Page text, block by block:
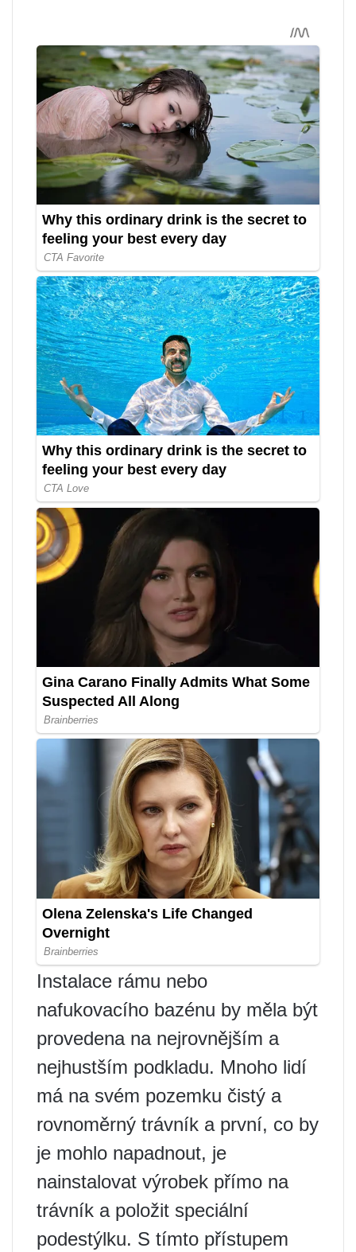
Instalace rámu nebo
nafukovacího bazénu by měla být
provedena na nejrovnějším a
nejhustším podkladu. Mnoho lidí
má na svém pozemku čistý a
rovnoměrný trávník a první, co by
je mohlo napadnout, je
nainstalovat výrobek přímo na
trávník a položit speciální
podestýlku. S tímto přístupem